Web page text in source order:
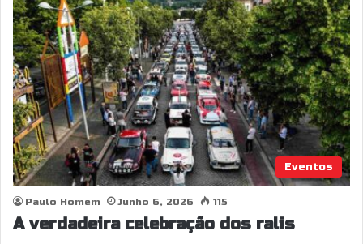
Eventos
Paulo Homem Junho 6, 2026 115
A verdadeira celebração dos ralis